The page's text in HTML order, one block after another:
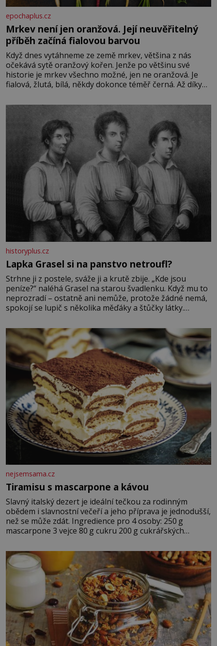
epochaplus.cz
Mrkev není jen oranžová. Její neuvěřitelný
příběh začíná fialovou barvou
Když dnes vytáhneme ze země mrkev, většina z nás
očekává sytě oranžový kořen. Jenže po většinu své
historie je mrkev všechno možné, jen ne oranžová. Je
fialová, žlutá, bílá, někdy dokonce téměř černá. Až díky
bez které si českou zahradu ani nedokážeme představit.
historyplus.cz
Lapka Grasel si na panstvo netroufl?
Strhne ji z postele, sváže ji a krutě zbije. „Kde jsou
peníze?“ naléhá Grasel na starou švadlenku. Když mu to
neprozradí – ostatně ani nemůže, protože žádné nemá,
spokojí se lupič s několika měďáky a štůčky látky.
krutý. Jeho činy budí hrůzu ještě dlouho po jeho smrti
nejsemsama.cz
Tiramisu s mascarpone a kávou
Slavný italský dezert je ideální tečkou za rodinným
obědem i slavnostní večeří a jeho příprava je jednodušší,
než se může zdát. Ingredience pro 4 osoby: 250 g
mascarpone 3 vejce 80 g cukru 200 g cukrářských
posypání Postup: Oddělte žloutky od bílků. Žloutky
vyšlehejte s cukrem do světlé pěny a postupně do nich
vmíchejte mascarpone, aby vznikl hladký